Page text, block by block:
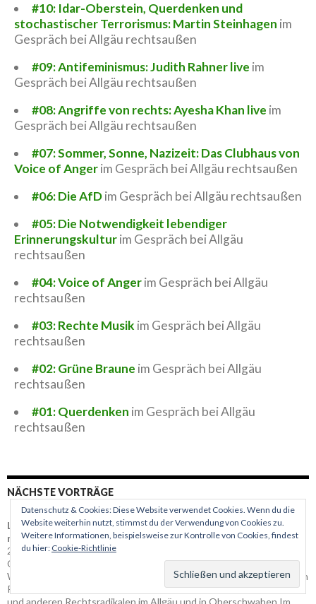
#10: Idar-Oberstein, Querdenken und
stochastischer Terrorismus: Martin Steinhagen im
Gespräch bei Allgäu rechtsaußen
#09: Antifeminismus: Judith Rahner live im
Gespräch bei Allgäu rechtsaußen
#08: Angriffe von rechts: Ayesha Khan live im
Gespräch bei Allgäu rechtsaußen
#07: Sommer, Sonne, Nazizeit: Das Clubhaus von
Voice of Angerim Gespräch bei Allgäu rechtsaußen
#06: Die AfDim Gespräch bei Allgäu rechtsaußen
#05: Die Notwendigkeit lebendiger
Erinnerungskulturim Gespräch bei Allgäu
rechtsaußen
#04: Voice of Angerim Gespräch bei Allgäu
rechtsaußen
#03: Rechte Musik im Gespräch bei Allgäu
rechtsaußen
#02: Grüne Braune im Gespräch bei Allgäu
rechtsaußen
#01: Querdenken im Gespräch bei Allgäu
rechtsaußen
NÄCHSTE VORTRÄGE
Livestream: Was machen Nazis hier?! ... im Gespräch bei Allgäu
rechtsaußen
21. Juni 2023 um 20:00 – 21:20
Online
Was machen Nazis hier?! Seit Jahren betreibt Allgäu ⇏ rechtsaussen
Recherche, Dokumentation und Analyse der Umtriebe von Neonazis
Datenschutz & Cookies: Diese Website verwendet Cookies. Wenn du die
Website weiterhin nutzt, stimmst du der Verwendung von Cookies zu.
Weitere Informationen, beispielsweise zur Kontrolle von Cookies, findest
du hier: Cookie-Richtlinie